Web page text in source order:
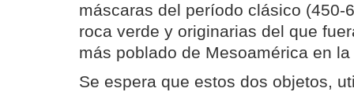
máscaras del período clásico (450-
roca verde y originarias del que
más poblado de Mesoamérica en
Se espera que estos dos objetos,